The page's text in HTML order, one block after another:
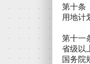
第十条
用地计
第十一
省级以
国务院